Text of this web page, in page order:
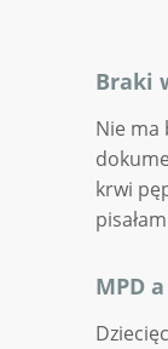
Braki
Nie ma
krwi
MPD